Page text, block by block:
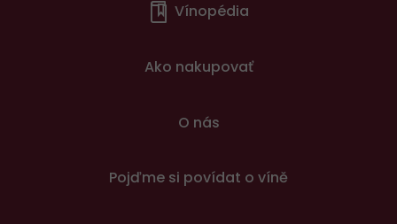
Vínopédia
Ako nakupovať
O nás
Pojďme si povídat o víně